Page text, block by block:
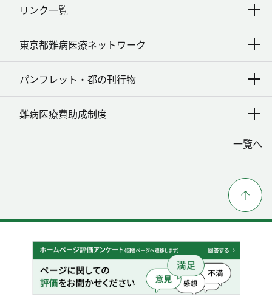
リンク一覧
東京都難病医療ネットワーク
パンフレット・都の刊行物
難病医療費助成制度
一覧へ